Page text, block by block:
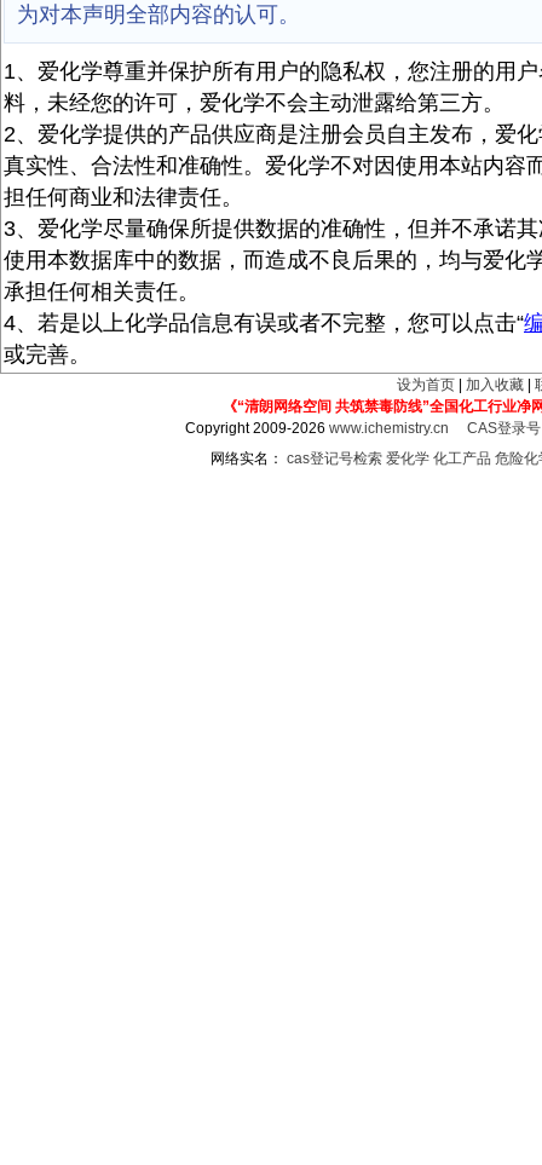
为对本声明全部内容的认可。
1、爱化学尊重并保护所有用户的隐私权，您注册的用
料，未经您的许可，爱化学不会主动泄露给第三方。
2、爱化学提供的产品供应商是注册会员自主发布，爱
真实性、合法性和准确性。爱化学不对因使用本站内容
担任何商业和法律责任。
3、爱化学尽量确保所提供数据的准确性，但并不承诺
使用本数据库中的数据，而造成不良后果的，均与爱化
承担任何相关责任。
4、若是以上化学品信息有误或者不完整，您可以点击“
或完善。
设为首页 加入收藏
《“清朗网络空间 共筑禁毒防线”全国化工行业净
Copyright 2009-2026www.ichemistry.cn
CAS登录
网络实名： cas登记号检索 爱化学 化工产品 危险化